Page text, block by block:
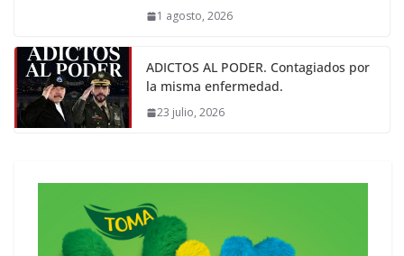
1 agosto, 2026
ADICTOS AL PODER. Contagiados por
la misma enfermedad.
23 julio, 2026